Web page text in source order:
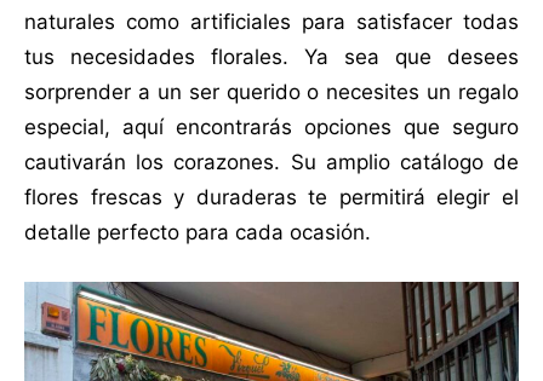
naturales como artificiales para satisfacer todas
tus necesidades florales. Ya sea que desees
sorprender a un ser querido o necesites un regalo
especial, aquí encontrarás opciones que seguro
cautivarán los corazones. Su amplio catálogo de
flores frescas y duraderas te permitirá elegir el
detalle perfecto para cada ocasión.